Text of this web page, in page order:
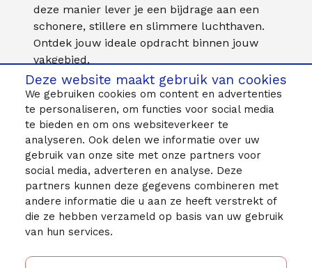
Deze website maakt gebruik van cookies
We gebruiken cookies om content en advertenties
te personaliseren, om functies voor social media
te bieden en om ons websiteverkeer te
analyseren. Ook delen we informatie over uw
gebruik van onze site met onze partners voor
social media, adverteren en analyse. Deze
partners kunnen deze gegevens combineren met
andere informatie die u aan ze heeft verstrekt of
die ze hebben verzameld op basis van uw gebruik
van hun services.
deze manier lever je een bijdrage aan een
schonere, stillere en slimmere luchthaven.
Ontdek jouw ideale opdracht binnen jouw
vakgebied.
Inschrijven portal
Vragen of opmerkingen?
Neem contact op